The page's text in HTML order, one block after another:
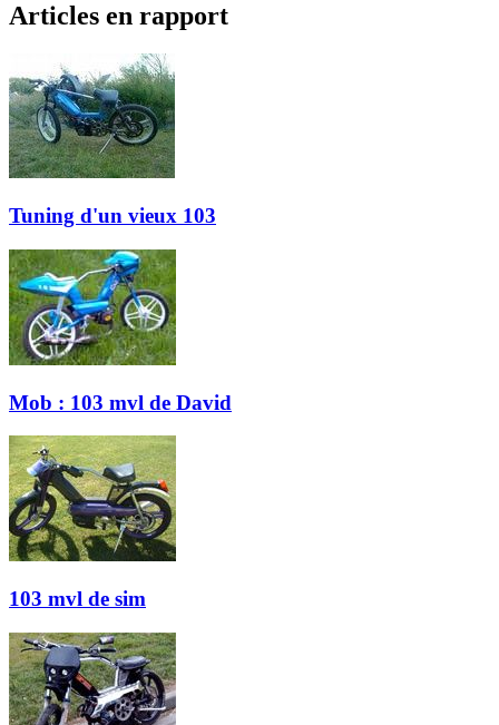
Articles en rapport
Tuning d'un vieux 103
Mob : 103 mvl de David
103 mvl de sim